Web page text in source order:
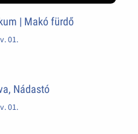
| Makó fürdő
01.
Nádastó
01.